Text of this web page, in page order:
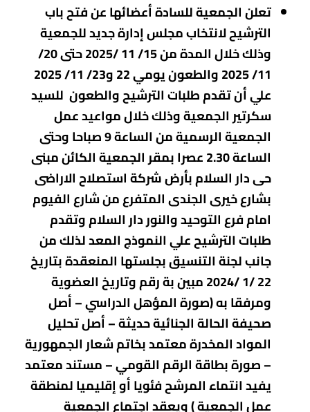
تعلن الجمعية للسادة أعضائها عن فتح باب
الترشيح لانتخاب مجلس إدارة جديد للجمعية
وذلك خلال المدة من 15/ 11 /2025 حتى 20/
11/ 2025 والطعون يومي 22 و23/ 11/ 2025
علي أن تقدم طلبات الترشيح والطعون للسيد
سكرتير الجمعية وذلك خلال مواعيد عمل
الجمعية الرسمية من الساعة 9 صباحا وحتى
الساعة 2.30 عصرا بمقر الجمعية الكائن مبنى
حى دار السلام بأرض شركة استصلاح الاراضى
بشارع خيرى الجندى المتفرع من شارع الفيوم
امام فرع التوحيد والنور دار السلام وتقدم
طلبات الترشيح علي النموذج المعد لذلك من
جانب لجنة التنسيق بجلستها المنعقدة بتاريخ
22 /1 /2024 مبين بة رقم وتاريخ العضوية
ومرفقا به (صورة المؤهل الدراسي – أصل
صحيفة الحالة الجنائية حديثة – أصل تحليل
المواد المخدرة معتمد بخاتم شعار الجمهورية
– صورة بطاقة الرقم القومي – مستند معتمد
يفيد انتماء المرشح فئويا أو إقليميا لمنطقة
عمل الجمعية ) ويعقد اجتماع الجمعية